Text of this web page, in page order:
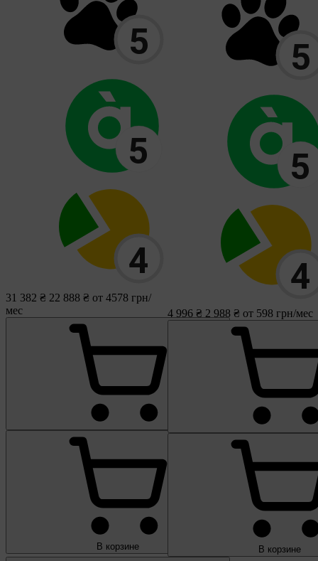
31 382 ₴ 22 888 ₴ от 4578 грн/
мес
В корзине
4 996 ₴ 2 988 ₴ от 598 грн/мес
В корзине